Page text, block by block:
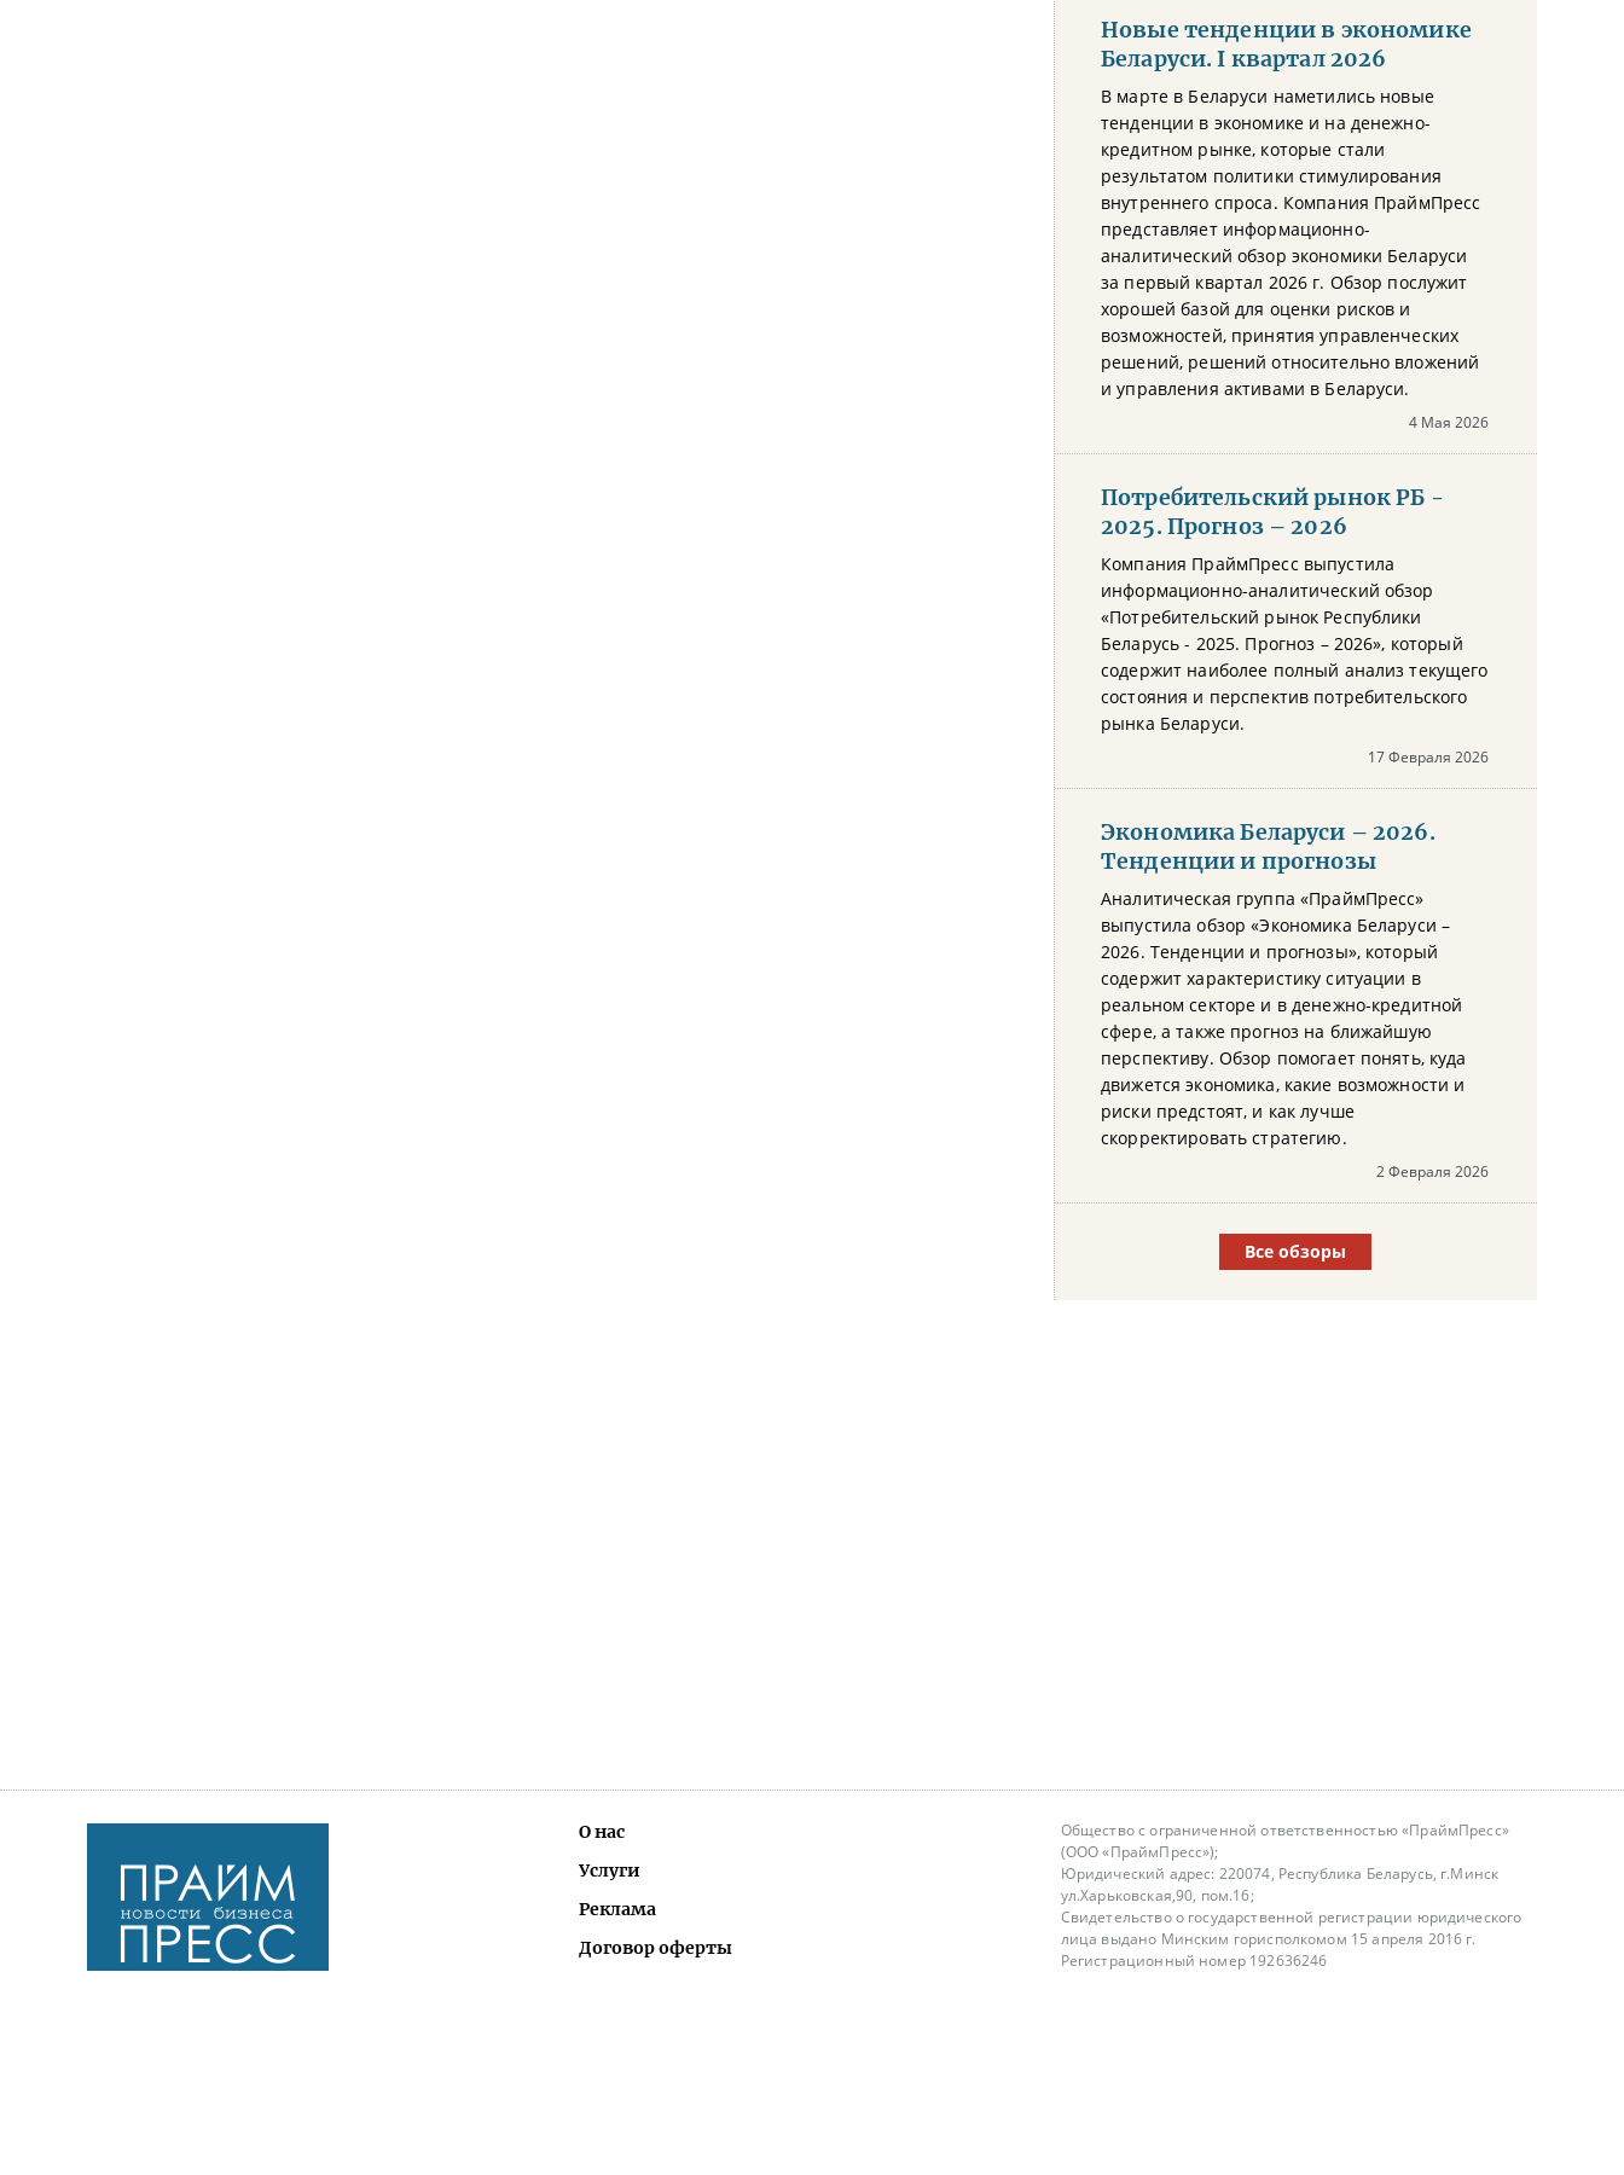
Новые тенденции в экономике
Беларуси. I квартал 2026
В марте в Беларуси наметились новые
тенденции в экономике и на денежно-
кредитном рынке, которые стали
результатом политики стимулирования
внутреннего спроса. Компания ПраймПресс
представляет информационно-
аналитический обзор экономики Беларуси
за первый квартал 2026 г. Обзор послужит
хорошей базой для оценки рисков и
возможностей, принятия управленческих
решений, решений относительно вложений
и управления активами в Беларуси.
4 Мая 2026
Потребительский рынок РБ -
2025. Прогноз – 2026
Компания ПраймПресс выпустила
информационно-аналитический обзор
«Потребительский рынок Республики
Беларусь - 2025. Прогноз – 2026», который
содержит наиболее полный анализ текущего
состояния и перспектив потребительского
рынка Беларуси.
17 Февраля 2026
Экономика Беларуси – 2026.
Тенденции и прогнозы
Аналитическая группа «ПраймПресс»
выпустила обзор «Экономика Беларуси –
2026. Тенденции и прогнозы», который
содержит характеристику ситуации в
реальном секторе и в денежно-кредитной
сфере, а также прогноз на ближайшую
перспективу. Обзор помогает понять, куда
движется экономика, какие возможности и
риски предстоят, и как лучше
скорректировать стратегию.
2 Февраля 2026
Все обзоры
О нас
Услуги
Реклама
Договор оферты
Общество с ограниченной ответственностью «ПраймПресс»
(ООО «ПраймПресс»);
Юридический адрес: 220074, Республика Беларусь, г.Минск
ул.Харьковская,90, пом.16;
Свидетельство о государственной регистрации юридического
лица выдано Минским горисполкомом 15 апреля 2016 г.
Регистрационный номер 192636246